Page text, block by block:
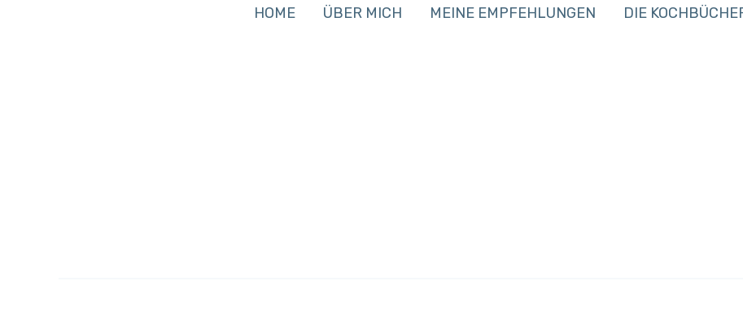
HOME ÜBER MICH MEINE EMPFEHLUNGEN DIE